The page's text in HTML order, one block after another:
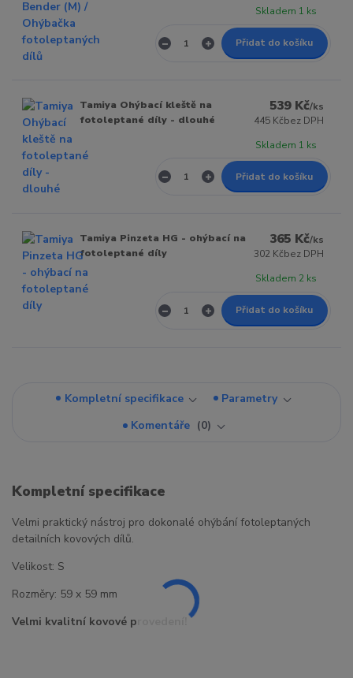
Skladem 1 ks
Přidat do košíku
Tamiya Ohýbací kleště na
fotoleptané díly - dlouhé
539 Kč/ks
445 Kčbez DPH
Skladem 1 ks
Přidat do košíku
Tamiya Pinzeta HG - ohýbací na
fotoleptané díly
365 Kč/ks
302 Kčbez DPH
Skladem 2 ks
Přidat do košíku
Kompletní specifikace
Parametry
Komentáře
0
Kompletní specifikace
Velmi praktický nástroj pro dokonalé ohýbání fotoleptaných
detailních kovových dílů.
Velikost: S
Rozměry: 59 x 59 mm
Velmi kvalitní kovové provedení!